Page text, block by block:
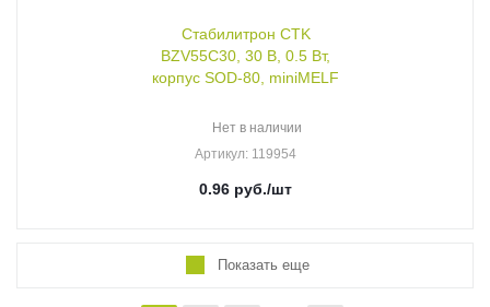
Стабилитрон CTK
BZV55C30, 30 В, 0.5 Вт,
корпус SOD-80, miniMELF
Нет в наличии
Артикул: 119954
0.96 руб./шт
Показать еще